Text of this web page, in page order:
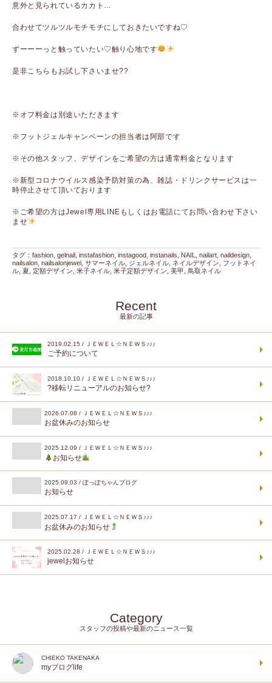
意外と見られているカカト…
合わせてツルツルモチモチにしておきたいですね♡
ずーーーっと触っていたい♡触り心地です
是非こちらもお試し下さいませ??
※オフ料金は別途いただきます
※フットジェルキャンペーンの担当者は阿部です
※その他スタッフ、デザインをご希望の方は通常料金となります
※新型コロナウイルス感染予防対策の為、雑誌・ドリンクサービスは一
時停止させて頂いております
※ご希望の方はJewel専用LINEもしくはお電話にてお問い合わせ下さい
ませ
タグ： fashion gelnail instafashion instagood instanails NAIL nailart naildesign
nailsalon nailsalonjewel サマーネイル ジェルネイル ネイルデザイン
フットネイ
ル 夏 定額デザイン 米子ネイル 米子定額デザイン 美甲 鳥取ネイル
Recent
最新の記事
2019.02.15 / ＪＥＷＥＬ☆ＮＥＷＳ♪♪♪
ご予約について
2018.10.10 / ＪＥＷＥＬ☆ＮＥＷＳ♪♪♪
?移転リニューアルのお知らせ?
2026.07.08 / ＪＥＷＥＬ☆ＮＥＷＳ♪♪♪
お盆休みのお知らせ
2025.12.09 / ＪＥＷＥＬ☆ＮＥＷＳ♪♪♪
お知らせ
2025.09.03 / ぽっぽちゃんブログ
お知らせ
2025.07.17 / ＪＥＷＥＬ☆ＮＥＷＳ♪♪♪
お盆休みのお知らせ
2025.02.28 / ＪＥＷＥＬ☆ＮＥＷＳ♪♪♪
jewelお知らせ
Category
スタッフの投稿や最新のニュース一覧
CHIEKO TAKENAKA
myブログlife